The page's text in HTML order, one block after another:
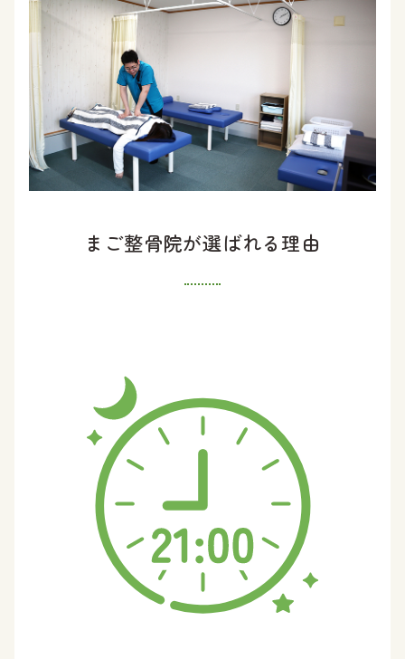
まご整骨院が選ばれる理由